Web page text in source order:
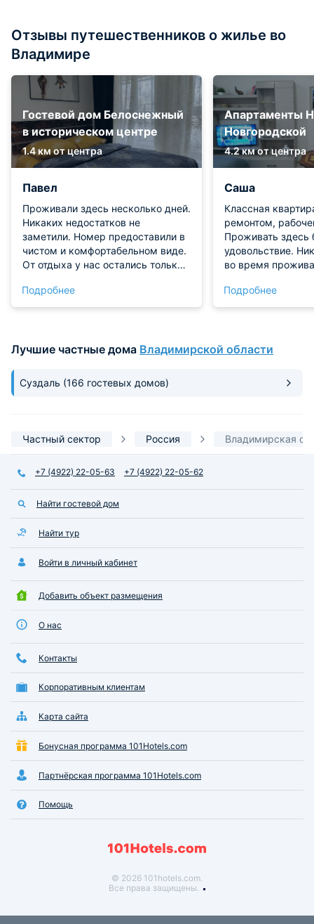
Отзывы путешественников о жилье во
Владимире
Гостевой дом Белоснежный
в историческом центре
1.4 км от центра
Павел
Проживали здесь несколько дней.
Никаких недостатков не
заметили. Номер предоставили в
чистом и комфортабельном виде.
От отдыха у нас остались только
воспоминания!
Подробнее
Апартаменты
Новгородской
4.2 км от центра
Саша
Классная
ремонтом,
Проживать здесь
удовольствие.
во время
Подробнее
Лучшие частные дома Владимирской области
Суздаль (166 гостевых домов)
Частный сектор Россия Владимирская
+7 (4922) 22-05-63 +7 (4922) 22-05-62
Найти гостевой дом
Найти тур
Войти в личный кабинет
Добавить объект размещения
О нас
Контакты
Корпоративным клиентам
Карта сайта
Бонусная программа 101Hotels.com
Партнёрская программа 101Hotels.com
Помощь
© 2026 101hotels.com.
Все права защищены.